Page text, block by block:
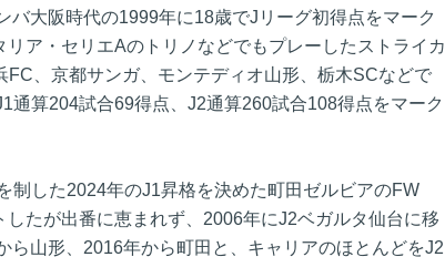
バ大阪時代の1999年に18歳でJリーグ初得点をマーク
ア・セリエAのトリノなどでもプレーしたストライカ
FC、京都サンガ、モンテディオ山形、栃木SCなどで
通算204試合69得点、J2通算260試合108得点をマーク
制した2024年のJ1昇格を決めた町田ゼルビアのFW
たが出番に恵まれず、2006年にJ2ベガルタ仙台に移
ら山形、2016年から町田と、キャリアのほとんどをJ2